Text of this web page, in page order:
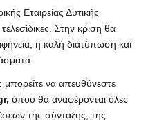
Εταιρείας Δυτικής
Στην κρίση θα
η καλή διατύπωση και
μπορείτε να απευθύνεστε
όπου θα αναφέρονται όλες
της σύνταξης, της